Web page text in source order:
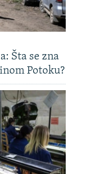
Šta se zna
Potoku?